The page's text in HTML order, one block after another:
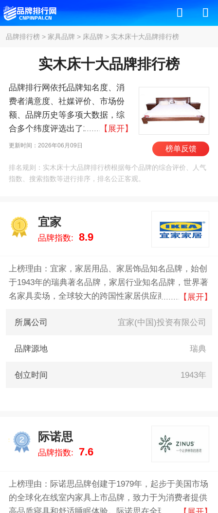
品牌排行榜> 家具品牌 > 床品牌 > 实木床十大品牌排行榜
实木床十大品牌排行榜
品牌排行网依托品牌知名度、消
费者满意度、社媒评价、市场份
额、品牌历史等多项大数据，综
合多个纬度评选出了2026年实木
床十大品牌排行榜，其中前十名
天坛家具/TIANTAN、欧派家居、
木洛阁、芝华仕/CHEERS、曲美
数据告诉您实木床什么牌子好，
供您参考。
【展开】
更新时间：2026年06月09日 榜单反馈
排名规则：实木床十大品牌排行榜根据每个品牌的综合评价、人气
指数、搜索指数等进行排序，排名公正客观。
宜家
品牌指数: 8.9
上榜理由：宜家，家居用品、家居饰品知名品牌，始创
于1943年的瑞典著名品牌，家居行业知名品牌，世界著
名家具卖场，全球较大的跨国性家居供应商之一。许多
椅/沙发系列、办公用品、卧室系列、厨房系列、宜家
实惠、设计出色和使用舒适的产品。
【展开】
所属公司 宜家(中国)投资有限公司
品牌源地 瑞典
创立时间 1943年
2
际诺思
品牌指数: 7.6
上榜理由：际诺思品牌创建于1979年，起步于美国市场
的全球化在线室内家具上市品牌，致力于为消费者提供